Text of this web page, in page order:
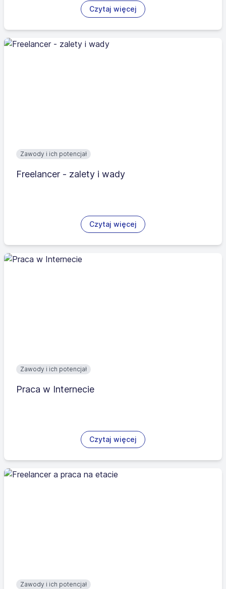
Czytaj więcej
Zawody i ich potencjał
Freelancer - zalety i wady
Czytaj więcej
Zawody i ich potencjał
Praca w Internecie
Czytaj więcej
Zawody i ich potencjał